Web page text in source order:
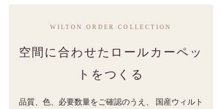
WILTON ORDER COLLECTION
空間に合わせたロールカーペッ
トをつくる
品質、色、必要数量をご確認のうえ、 国産ウィルト